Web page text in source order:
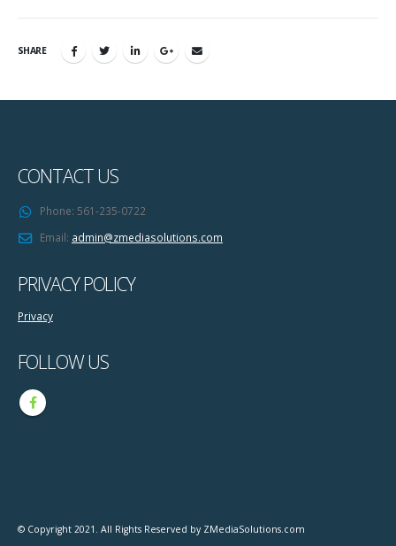
SHARE
CONTACT US
Phone: 561-235-0722
Email: admin@zmediasolutions.com
PRIVACY POLICY
Privacy
FOLLOW US
© Copyright 2021. All Rights Reserved by ZMediaSolutions.com